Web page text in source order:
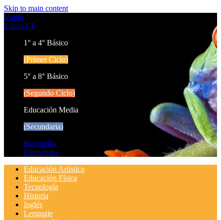
Skip to main content
Icarito
Educa LT
1° a 4° Básico
(Primer Ciclo)
5° a 8° Básico
(Segundo Ciclo)
Educación Media
(Secundaria)
Biografías
Efemérides
Educación Artística
Educación Física
Tecnología
Historia
Inglés
Lenguaje